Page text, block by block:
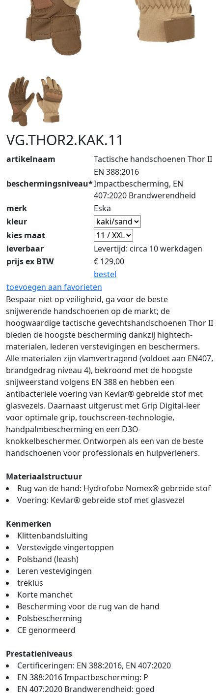
VG.THOR2.KAK.11
artikelnaam Tactische handschoenen Thor II
beschermingsniveau*
EN 388:2016
Impactbescherming, EN
407:2020 Brandwerendheid
merk
Eska
kleur
kies maat
leverbaar
Levertijd: circa 10 werkdagen
prijs ex BTW
€ 129,00
bestel
toevoegen aan favorieten
Bespaar niet op veiligheid, ga voor de beste
snijwerende handschoenen op de markt; de
hoogwaardige tactische gevechtshandschoenen Thor II
bieden de hoogste bescherming dankzij hightech-
materialen, lederen verstevigingen en beschermers.
Alle materialen zijn vlamvertragend (voldoet aan EN407,
brandgedrag niveau 4), bekroond met de hoogste
snijweerstand volgens EN 388 en hebben een
antibacteriële voering van Kevlar® gebreide stof met
glasvezels. Daarnaast uitgerust met Grip Digital-leer
voor optimale grip, touchscreen-technologie,
handpalmbescherming en een D3O-
knokkelbeschermer. Ontworpen als een van de beste
handschoenen voor professionals en hulpverleners.
Materiaalstructuur
Rug van de hand: Hydrofobe Nomex® gebreide stof
Voering: Kevlar® gebreide stof met glasvezel
Kenmerken
Klittenbandsluiting
Verstevigde vingertoppen
Polsband (leash)
Leren vestevigingen
treklus
Korte manchet
Bescherming voor de rug van de hand
Polsbescherming
CE genormeerd
Prestatieniveaus
Certificeringen: EN 388:2016, EN 407:2020
EN 388:2016 Impactbescherming: P
EN 407:2020 Brandwerendheid: goed